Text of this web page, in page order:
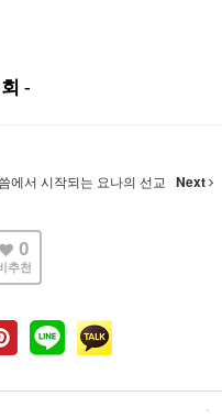
-
에서 시작되는 요나의 선교
Next
0
추천